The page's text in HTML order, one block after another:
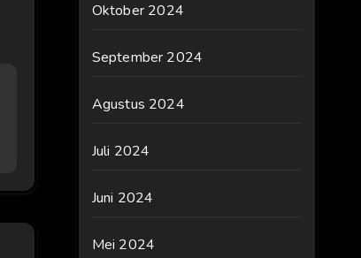
Oktober 2024
September 2024
Agustus 2024
Juli 2024
Juni 2024
Mei 2024